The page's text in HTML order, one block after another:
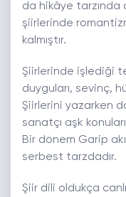
da hikâye tarzında
şiirlerinde
kalmıştır.
Şiirlerinde işlediği
duyguları, sevinç,
Şiirlerini yazarken
sanatçı aşk
Bir dönem Garip
serbest tarzdadır.
Şiir dili oldukça